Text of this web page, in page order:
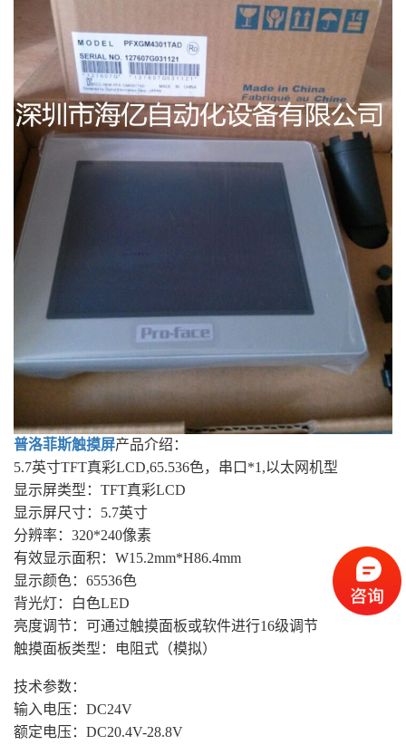
普洛菲斯触摸屏产品介绍：
5.7英寸TFT真彩LCD,65.536色，串口*1,以太网机型
显示屏类型：TFT真彩LCD
显示屏尺寸：5.7英寸
分辨率：320*240像素
有效显示面积：W15.2mm*H86.4mm
显示颜色：65536色
背光灯：白色LED
亮度调节：可通过触摸面板或软件进行16级调节
触摸面板类型：电阻式（模拟）
技术参数：
输入电压：DC24V
额定电压：DC20.4V-28.8V